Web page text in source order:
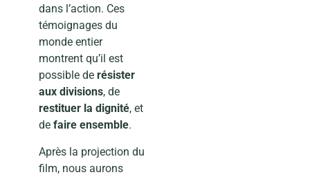
dans l’action. Ces
témoignages du
monde entier
montrent qu’il est
possible de résister
aux divisions, de
restituer la dignité, et
de faire ensemble.
Après la projection du
film, nous aurons